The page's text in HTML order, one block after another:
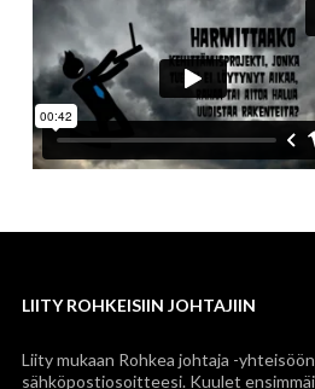
LIITY ROHKEISIIN JOHTAJIIN
Liity mukaan Rohkea johtaja -
sähköpostiosoitteesi. Kuulet